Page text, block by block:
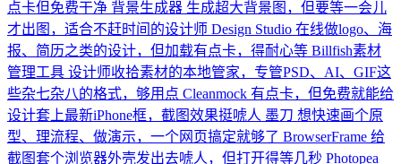
点卡但免费干净 背景生成器 生成超大背景图，但要等一会儿
才出图，适合不赶时间的设计师 Design Studio 在线做logo、海
报、简历之类的设计，但加载有点卡，得耐心等 Billfish素材
管理工具 设计师收拾素材的本地管家，专管PSD、AI、GIF这
些杂七杂八的格式，够用点 Cleanmock 有点卡，但免费就能给
设计套上最新iPhone框，截图效果挺唬人 墨刀 想快速画个原
型、理流程、做演示，一个网页搞定就够了 BrowserFrame 给
截图套个浏览器外壳发出去唬人，但打开得等几秒 Photopea